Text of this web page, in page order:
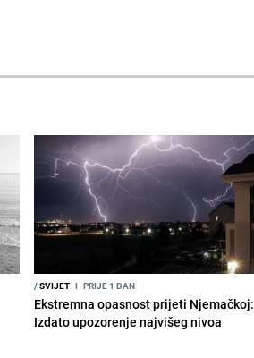
/SVIJET I PRIJE 1 DAN
Ekstremna opasnost prijeti Njemačkoj:
Izdato upozorenje najvišeg nivoa